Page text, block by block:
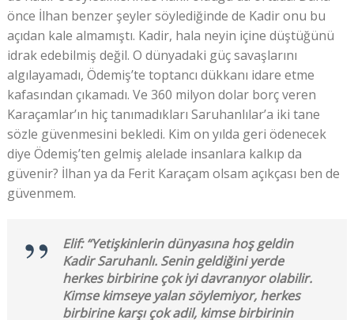
önce İlhan benzer şeyler söylediğinde de Kadir onu bu
açıdan kale almamıştı. Kadir, hala neyin içine düştüğünü
idrak edebilmiş değil. O dünyadaki güç savaşlarını
algılayamadı, Ödemiş’te toptancı dükkanı idare etme
kafasından çıkamadı. Ve 360 milyon dolar borç veren
Karaçamlar’ın hiç tanımadıkları Saruhanlılar’a iki tane
sözle güvenmesini bekledi. Kim on yılda geri ödenecek
diye Ödemiş’ten gelmiş alelade insanlara kalkıp da
güvenir? İlhan ya da Ferit Karaçam olsam açıkçası ben de
güvenmem.
Elif: “Yetişkinlerin dünyasına hoş geldin
Kadir Saruhanlı. Senin geldiğini yerde
herkes birbirine çok iyi davranıyor olabilir.
Kimse kimseye yalan söylemiyor, herkes
birbirine karşı çok adil, kimse birbirinin